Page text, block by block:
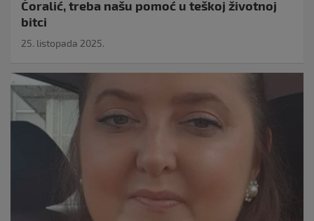
Ćoralić, treba našu pomoć u teškoj životnoj
bitci
25. listopada 2025.